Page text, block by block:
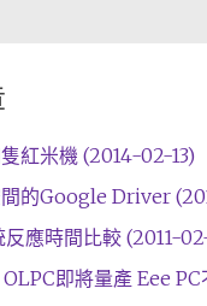
紅米機 (2014-02-13)
的Google Driver
應時間比較 (2011-
即將量產 Eee PC